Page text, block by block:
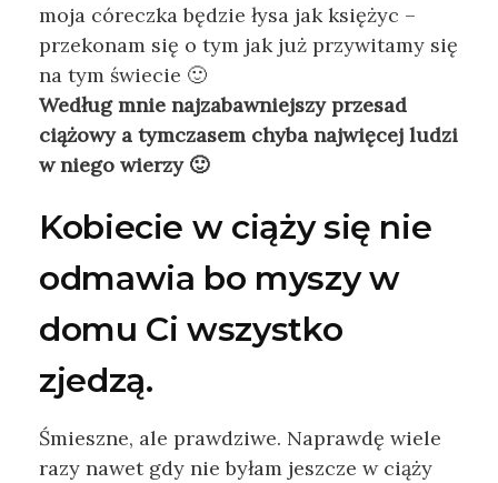
moja córeczka będzie łysa jak księżyc –
przekonam się o tym jak już przywitamy się
na tym świecie 🙂
Według mnie najzabawniejszy przesad
ciążowy a tymczasem chyba najwięcej ludzi
w niego wierzy 🙂
Kobiecie w ciąży się nie
odmawia bo myszy w
domu Ci wszystko
zjedzą.
Śmieszne, ale prawdziwe. Naprawdę wiele
razy nawet gdy nie byłam jeszcze w ciąży